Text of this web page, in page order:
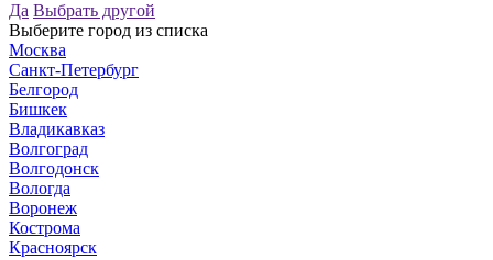
Да Выбрать другой
Выберите город из списка
Москва
Санкт-Петербург
Белгород
Бишкек
Владикавказ
Волгоград
Волгодонск
Вологда
Воронеж
Кострома
Красноярск